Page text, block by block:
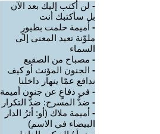
- لن أكتب إليك بعد الآن
بل سأكتبك أنت
- أميمة حلمت بطيورٍ
ملوّنة تعيد المعنى إلى
السماء
- مصباح من الصقيع
- الجنون المؤنث أو كيف
ندافع عمّا ينهار داخلنا
- في دفاعٍ عن جنون أميمة
- ضدُّ المسرح: ضدُّ التكرار
- أميمة ملاك (أو: أثرُ الدار
البيضاء في الاسم)